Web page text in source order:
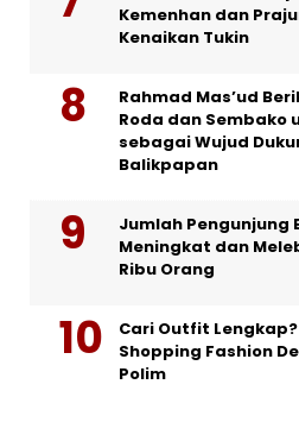
Kemenhan dan
Kenaikan Tukin
Rahmad Mas’ud
Roda dan Sembako
sebagai Wujud
Balikpapan
Jumlah Pengunjung
Meningkat dan
Ribu Orang
Cari Outfit
Shopping Fashion
Polim